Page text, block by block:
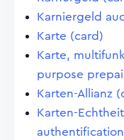
Karniergeld
Karte (card)
Karte,
purpose
Karten-Allianz
Karten-